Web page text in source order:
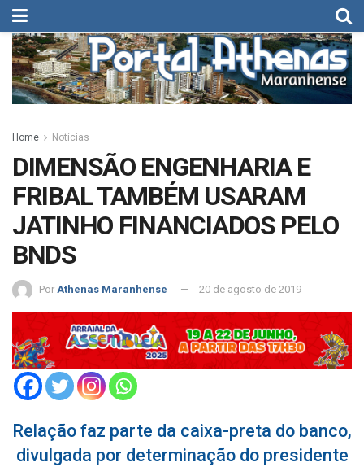
Home Notícias
DIMENSÃO ENGENHARIA E
FRIBAL TAMBÉM USARAM
JATINHO FINANCIADOS PELO
BNDS
Por Athenas Maranhense 20 de agosto de 2019
Relação faz parte da caixa-preta do banco,
divulgada por determinação do presidente